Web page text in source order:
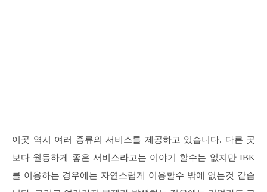
이곳 역시 여러 종류의 서비스를 제공하고 있습니다. 다른 곳
보다 월등하게 좋은 서비스라고는 이야기 할수는 없지만 IBK
를 이용하는 경우에는 자연스럽게 이용할수 밖에 없는것 같습